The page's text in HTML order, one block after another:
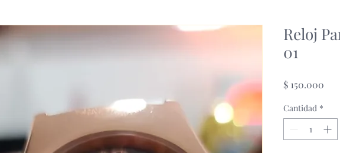
Reloj
01
$ 150.000
Cantidad *